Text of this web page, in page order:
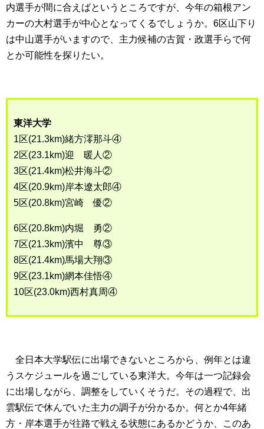
内選手が間に合えばというところですが、今年の箱根アン
カーの大村選手が中心となってくるでしょうか。6区山下り
は中山選手がいますので、主力候補の古賀・政選手らで何
とか可能性を探りたい。
東洋大学
1区(21.3km)緒方澪那斗④
2区(23.1km)迎 暖人②
3区(21.4km)松井海斗②
4区(20.9km)岸本遼太郎④
5区(20.8km)宮崎 優②
6区(20.8km)内堀 勇②
7区(21.3km)濱中 尊③
8区(21.4km)馬場大翔③
9区(23.1km)網本佳悟④
10区(23.0km)西村真周④
全日本大学駅伝に出場できないところから、例年とは違
うスケジュールを過ごしている東洋大。今年は一つ記録会
に出場しながら、調整をしていくそうだ。その過程で、出
雲駅伝で休んでいた主力の調子が分かるか。何とか4年緒
方・岸本選手が往路で戦える状態にあるかどうか、このあ